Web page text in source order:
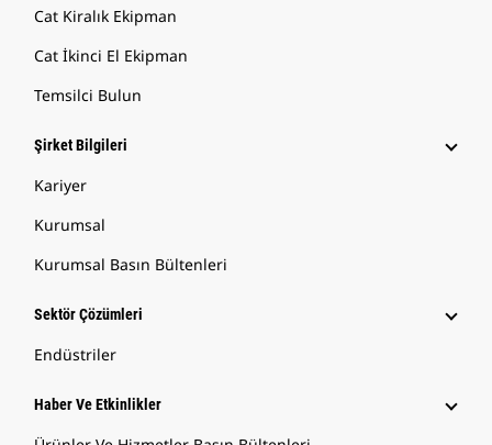
Cat Kiralık Ekipman
Cat İkinci El Ekipman
Temsilci Bulun
Şirket Bilgileri
Kariyer
Kurumsal
Kurumsal Basın Bültenleri
Sektör Çözümleri
Endüstriler
Haber Ve Etkinlikler